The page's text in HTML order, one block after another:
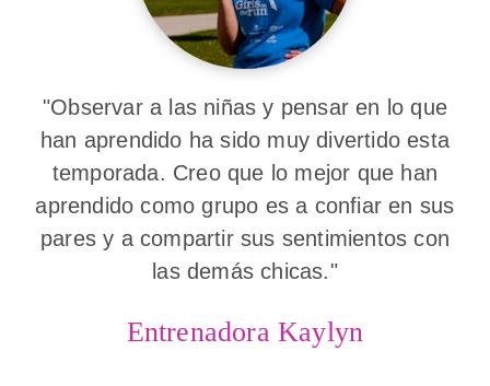
"Observar a las niñas y pensar en lo que
han aprendido ha sido muy divertido esta
temporada. Creo que lo mejor que han
aprendido como grupo es a confiar en sus
pares y a compartir sus sentimientos con
las demás chicas."
Entrenadora Kaylyn